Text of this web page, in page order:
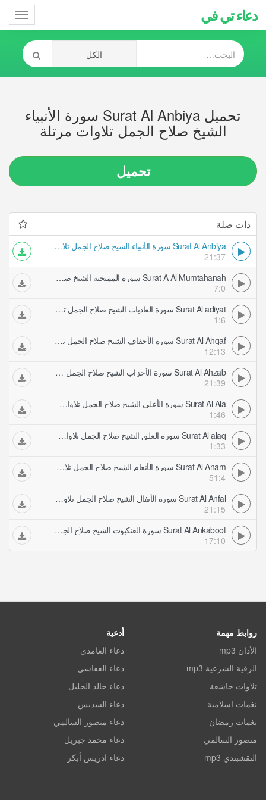
دعاء تي في
تحميل Surat Al Anbiya سورة الأنبياء
الشيخ صلاح الجمل تلاوات مرتلة
تحميل
ذات صلة
Surat Al Anbiya سورة الأنبياء الشيخ صلاح الجمل تلاوات مرتلة
21:37
Surat A Al Mumtahanah سورة الممتحنة الشيخ صلاح الجمل تلاوات مرتلة
7:0
Surat Al adiyat سورة العاديات الشيخ صلاح الجمل تلاوات مرتلة
1:6
Surat Al Ahqaf سورة الأحقاف الشيخ صلاح الجمل تلاوات مرتلة
12:13
Surat Al Ahzab سورة الأحزاب الشيخ صلاح الجمل تلاوات مرتلة
21:39
Surat Al Ala سورة الأعلى الشيخ صلاح الجمل تلاوات مرتلة
1:46
Surat Al alaq سورة العلق الشيخ صلاح الجمل تلاوات مرتلة
1:33
Surat Al Anam سورة الأنعام الشيخ صلاح الجمل تلاوات مرتلة
51:4
Surat Al Anfal سورة الأنفال الشيخ صلاح الجمل تلاوات مرتلة
21:15
Surat Al Ankaboot سورة العنكبوت الشيخ صلاح الجمل تلاوات مرتلة
17:10
روابط مهمة
الأذان mp3
الرقية الشرعية mp3
تلاوات خاشعة
نغمات اسلامية
نغمات رمضان
منصور السالمي
النقشبندي mp3
أدعية
دعاء الغامدي
دعاء العفاسي
دعاء خالد الجليل
دعاء السديس
دعاء منصور السالمي
دعاء محمد جبريل
دعاء ادريس أبكر